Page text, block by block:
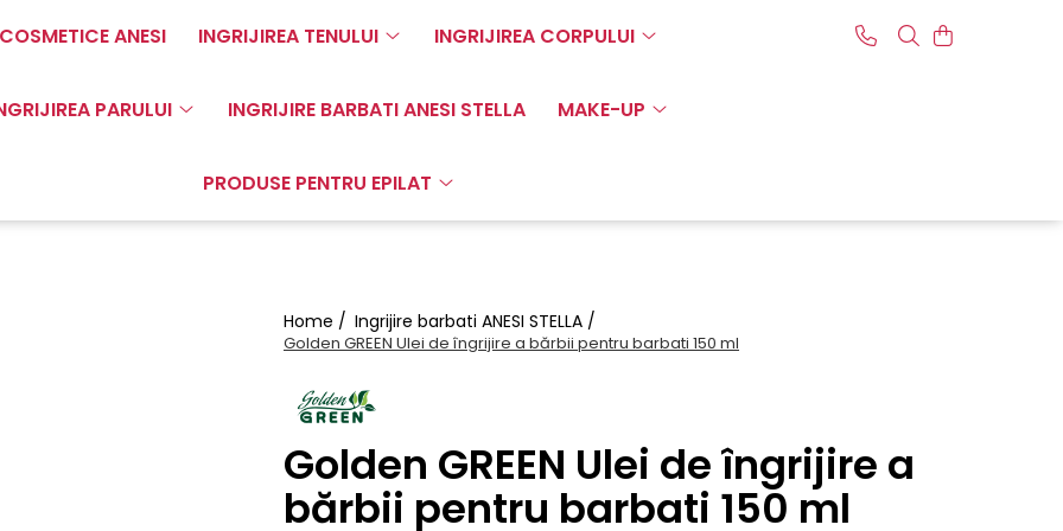
COSMETICE ANESI INGRIJIREA TENULUI INGRIJIREA CORPULUI
PARULUI INGRIJIRE BARBATI ANESI STELLA MAKE-UP
PRODUSE PENTRU EPILAT
Home / Ingrijire barbati ANESI STELLA /
Golden GREEN Ulei de îngrijire a bărbii pentru barbati 150 ml
Golden GREEN Ulei de îngrijire a
bărbii pentru barbati 150 ml